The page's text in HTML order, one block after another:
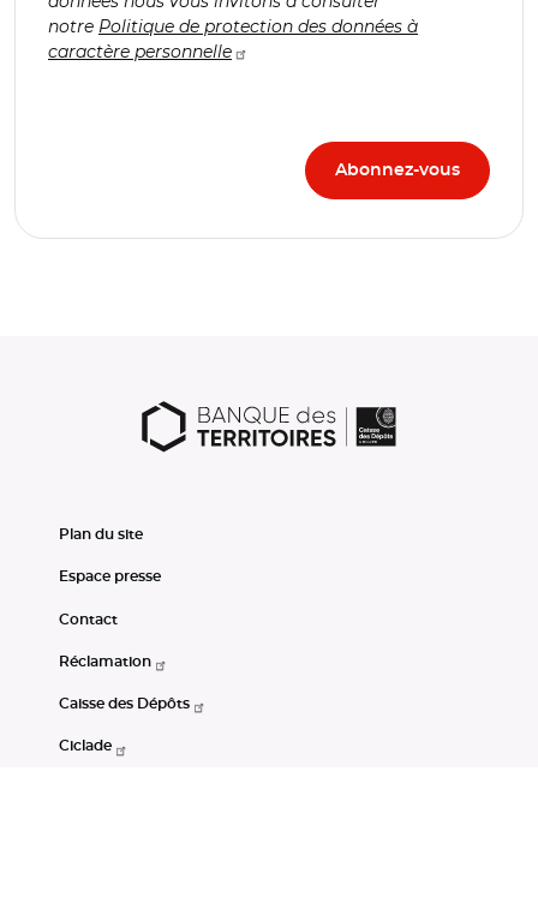
notre Politique de protection des données à
caractère personnelle
Plan du site
Espace presse
Contact
Réclamation
Caisse des Dépôts
Ciclade